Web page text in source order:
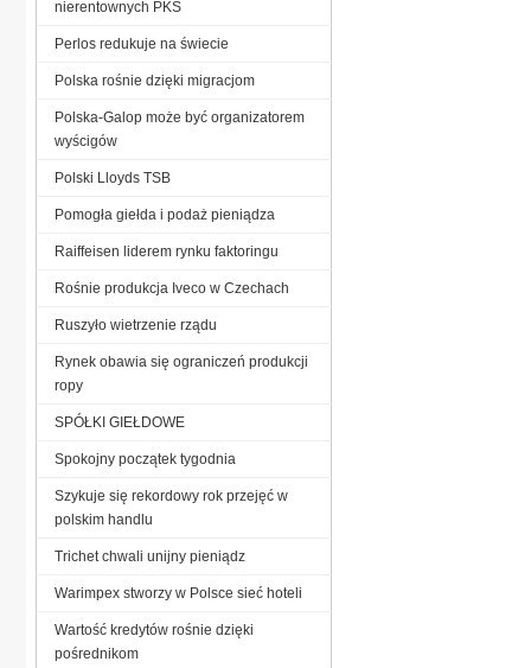
nierentownych PKS
Perlos redukuje na świecie
Polska rośnie dzięki migracjom
Polska-Galop może być organizatorem
wyścigów
Polski Lloyds TSB
Pomogła giełda i podaż pieniądza
Raiffeisen liderem rynku faktoringu
Rośnie produkcja Iveco w Czechach
Ruszyło wietrzenie rządu
Rynek obawia się ograniczeń produkcji
ropy
SPÓŁKI GIEŁDOWE
Spokojny początek tygodnia
Szykuje się rekordowy rok przejęć w
polskim handlu
Trichet chwali unijny pieniądz
Warimpex stworzy w Polsce sieć hoteli
Wartość kredytów rośnie dzięki
pośrednikom